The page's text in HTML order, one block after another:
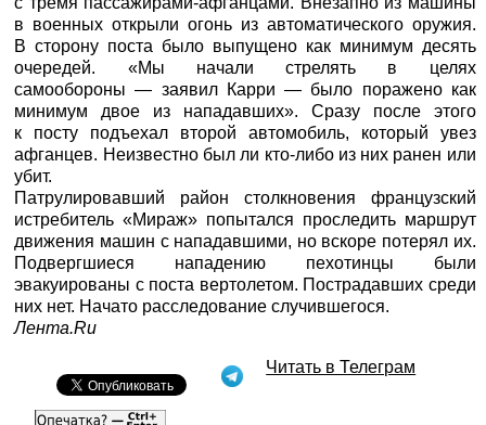
в военных открыли огонь из автоматического оружия.
В сторону поста было выпущено как минимум десять
очередей. «Мы начали стрелять в целях
самообороны — заявил Карри — было поражено как
минимум двое из нападавших». Сразу после этого
к посту подъехал второй автомобиль, который увез
афганцев. Неизвестно был ли кто-либо из них ранен или
убит.
Патрулировавший район столкновения французский
истребитель «Мираж» попытался проследить маршрут
движения машин с нападавшими, но вскоре потерял их.
Подвергшиеся нападению пехотинцы были
эвакуированы с поста вертолетом. Пострадавших среди
них нет. Начато расследование случившегося.
Лента.Ru
Читать в Телеграм